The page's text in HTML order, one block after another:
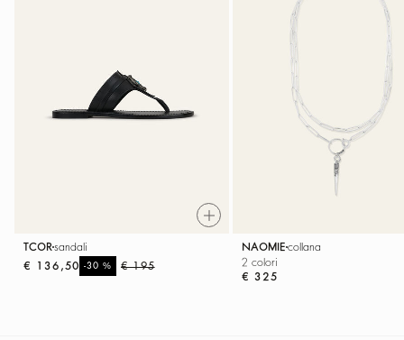
TCOR sandali
€ 195
-30%
€ 136,50
NAOMIEcollana
2 colori
€ 325